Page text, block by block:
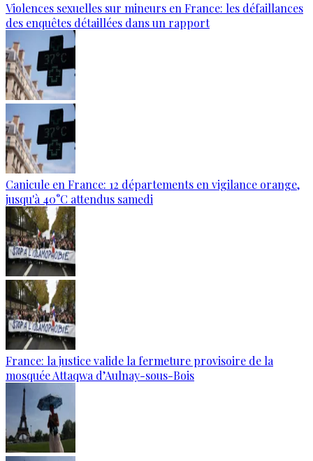
Violences sexuelles sur mineurs en France: les défaillances
des enquêtes détaillées dans un rapport
Canicule en France: 12 départements en vigilance orange,
jusqu'à 40°C attendus samedi
France: la justice valide la fermeture provisoire de la
mosquée Attaqwa d’Aulnay-sous-Bois